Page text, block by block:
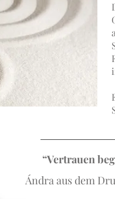
“Vertrauen
Ándra aus dem